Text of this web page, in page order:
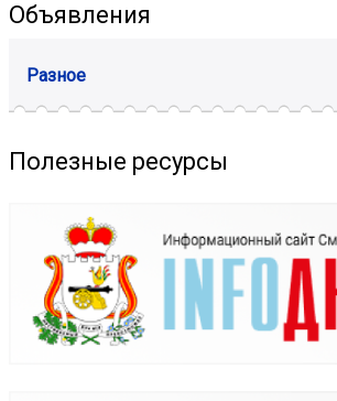
Объявления
Разное
Полезные ресурсы